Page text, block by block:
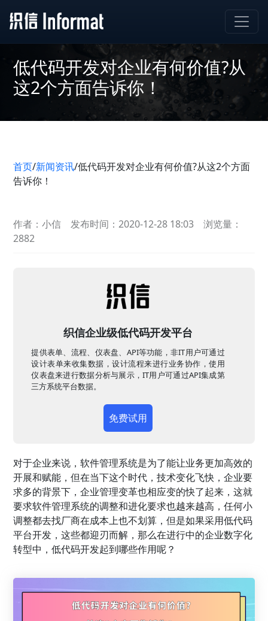
低代码开发对企业有何价值?从
这2个方面告诉你！
首页/新闻资讯/低代码开发对企业有何价值?从这2个方面
告诉你！
作者：小信 发布时间：2020-12-28 18:03
浏览量：
2882
织信企业级低代码开发平台
提供表单、流程、仪表盘、API等功能，非IT用户可通过
设计表单来收集数据，设计流程来进行业务协作，使用
仪表盘来进行数据分析与展示，IT用户可通过API集成第
三方系统平台数据。
免费试用
对于企业来说，软件管理系统是为了能让业务更加高效的
开展和赋能，但在当下这个时代，技术变化飞快，企业要
求多的背景下，企业管理变革也相应变的快了起来，这就
要求软件管理系统的调整和进化要求也越来越高，任何小
调整都去找厂商在成本上也不划算，但是如果采用低代码
平台开发，这些都迎刃而解，那么在进行中的企业数字化
转型中，低代码开发起到哪些作用呢？